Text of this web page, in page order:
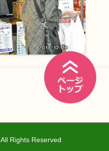
Rights Reserved